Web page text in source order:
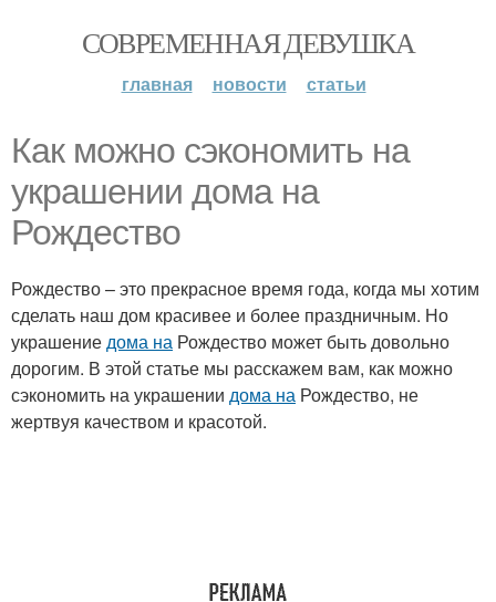
СОВРЕМЕННАЯ ДЕВУШКА
главная новости статьи
Как можно сэкономить на
украшении дома на
Рождество
Рождество – это прекрасное время года, когда мы хотим
сделать наш дом красивее и более праздничным. Но
украшениедома на Рождество может быть довольно
дорогим. В этой статье мы расскажем вам, как можно
сэкономить на украшении дома на Рождество, не
жертвуя качеством и красотой.